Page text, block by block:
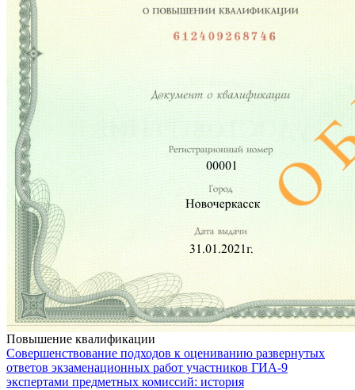
Повышение квалификации
Совершенствование подходов к оцениванию развернутых
ответов экзаменационных работ участников ГИА-9
экспертами предметных комиссий: история